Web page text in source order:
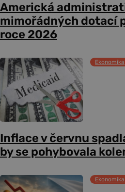
Americká
mimořádných dotací
roce 2026
Ekonomika
Inflace v červnu
by se pohybovala
Ekonomika